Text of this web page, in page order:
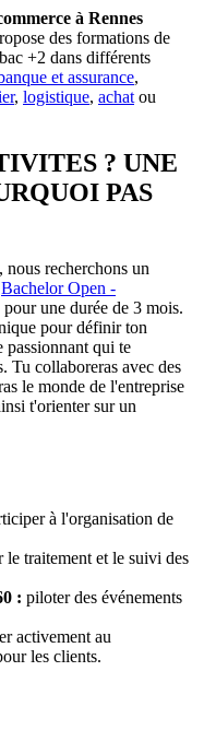
à Rennes
des formations de
+2 dans différents
et assurance,
, logistique, achatou
? UNE
PAS
nous recherchons un
Bachelor Open -
pour une durée de 3 mois.
pour définir ton
passionnant qui te
Tu collaboreras avec des
le monde de l'entreprise
t'orienter sur un
à l'organisation de
le traitement et le suivi des
: piloter des événements
activement au
les clients.